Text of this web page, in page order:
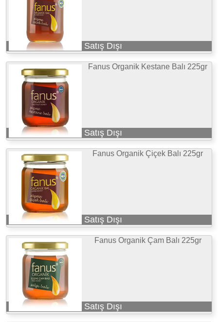
Satış Dışı
Fanus Organik Kestane Balı 225gr
Satış Dışı
Fanus Organik Çiçek Balı 225gr
Satış Dışı
Fanus Organik Çam Balı 225gr
Satış Dışı